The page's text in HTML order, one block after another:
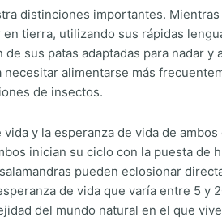
distinciones importantes.
en tierra, utilizando sus rápidas
sus patas adaptadas para nadar
necesitar alimentarse más
de insectos.
y la esperanza de vida de
inician su ciclo con la puesta
pueden eclosionar
de vida que varía entre 5
del mundo natural en el que